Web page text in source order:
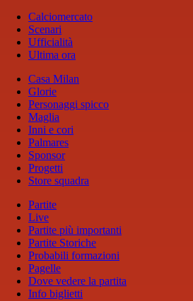
Calciomercato
Scenari
Ufficialità
Ultima ora
Casa Milan
Glorie
Personaggi spicco
Maglia
Inni e cori
Palmares
Sponsor
Progetti
Store squadra
Partite
Live
Partite più importanti
Partite Storiche
Probabili formazioni
Pagelle
Dove vedere la partita
Info biglietti